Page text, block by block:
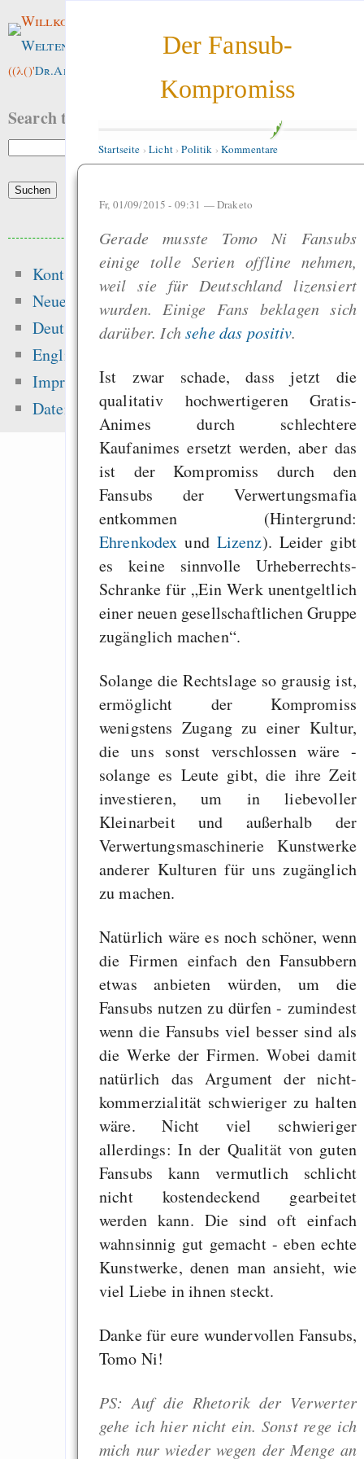
Der Fansub-
Kompromiss
Startseite ›Licht›Politik › Kommentare
Fr, 01/09/2015 - 09:31 —Draketo
Gerade musste Tomo Ni Fansubs
einige tolle Serien offline nehmen,
weil sie für Deutschland lizensiert
wurden. Einige Fans beklagen sich
darüber. Ichsehe das positiv.
Ist zwar schade, dass jetzt die
qualitativ hochwertigeren Gratis-
Animes durch schlechtere
Kaufanimes ersetzt werden, aber das
ist der Kompromiss durch den
Fansubs der Verwertungsmafia
entkommen (Hintergrund:
Ehrenkodex und Lizenz). Leider gibt
es keine sinnvolle Urheberrechts-
Schranke für „Ein Werk unentgeltlich
einer neuen gesellschaftlichen Gruppe
zugänglich machen“.
Solange die Rechtslage so grausig ist,
ermöglicht der Kompromiss
wenigstens Zugang zu einer Kultur,
die uns sonst verschlossen wäre -
solange es Leute gibt, die ihre Zeit
investieren, um in liebevoller
Kleinarbeit und außerhalb der
Verwertungsmaschinerie Kunstwerke
anderer Kulturen für uns zugänglich
zu machen.
Natürlich wäre es noch schöner, wenn
die Firmen einfach den Fansubbern
etwas anbieten würden, um die
Fansubs nutzen zu dürfen - zumindest
wenn die Fansubs viel besser sind als
die Werke der Firmen. Wobei damit
natürlich das Argument der nicht-
kommerzialität schwieriger zu halten
wäre. Nicht viel schwieriger
allerdings: In der Qualität von guten
Fansubs kann vermutlich schlicht
nicht kostendeckend gearbeitet
werden kann. Die sind oft einfach
wahnsinnig gut gemacht - eben echte
Kunstwerke, denen man ansieht, wie
viel Liebe in ihnen steckt.
Danke für eure wundervollen Fansubs,
Tomo Ni!
PS: Auf die Rhetorik der Verwerter
gehe ich hier nicht ein. Sonst rege ich
mich nur wieder wegen der Menge an
Willkommen im
Weltenwald
((λ()'Dr.ArneBab
Search this site:
Kontakt
Neue Inhalte
Deutsch
English
Impressum
Datenschutz
Heute:
Die
Methode in 140
How to make
ethically
I finally got the
junit testsuite to
Gentoo
Style over Substance
Zuletzt angezeigt:
Die
Methode in 140
babtools - bashrc
“If you like what I
don’t you help me?”
Draketo neu: Beiträge
Alltag in
Rissen
Curb impacts
programming to
EU sovereignty
Es gibt Fakten
Measured
Graben-Neudorf,
West Germany
Draketo neu:
64% für
der Vermögenssteuer
Digitale Euro nur
behauptet
Recht auf